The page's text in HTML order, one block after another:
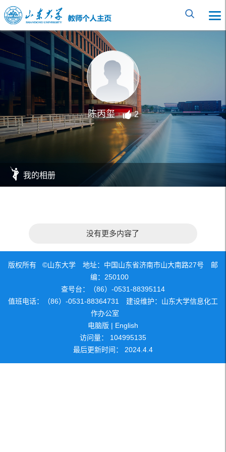
陈丙玺 2
我的相册
没有更多内容了
版权所有 ©山东大学 地址：中国山东省济南市山大南路27号 邮
编：250100
查号台：（86）-0531-88395114
值班电话：（86）-0531-88364731 建设维护：山东大学信息化工
作办公室
电脑版 | English
访问量： 104995135
最后更新时间： 2024 4 4